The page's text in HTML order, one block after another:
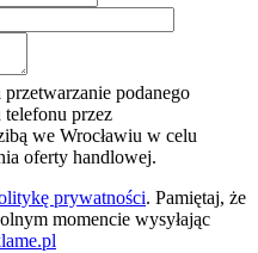
podanego
telefonu przez
we Wrocławiu w celu
oferty handlowej.
prywatności. Pamiętaj, że
momencie wysyłając